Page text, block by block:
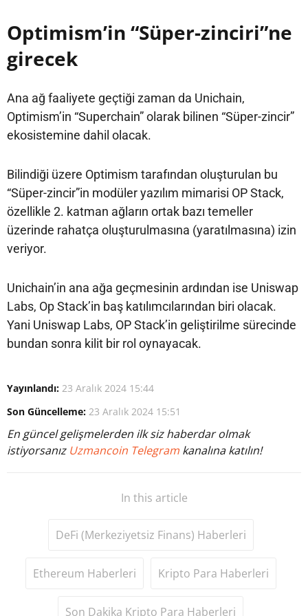
Optimism’in “Süper-zinciri”ne
girecek
Ana ağ faaliyete geçtiği zaman da Unichain,
Optimism’in “Superchain” olarak bilinen “Süper-zincir”
ekosistemine dahil olacak.
Bilindiği üzere Optimism tarafından oluşturulan bu
“Süper-zincir”in modüler yazılım mimarisi OP Stack,
özellikle 2. katman ağların ortak bazı temeller
üzerinde rahatça oluşturulmasına (yaratılmasına) izin
veriyor.
Unichain’in ana ağa geçmesinin ardından ise Uniswap
Labs, Op Stack’in baş katılımcılarından biri olacak.
Yani Uniswap Labs, OP Stack’in geliştirilme sürecinde
bundan sonra kilit bir rol oynayacak.
Yayınlandı: 23 Aralık 2024 15:44
Son Güncelleme: 23 Aralık 2024 15:51
En güncel gelişmelerden ilk siz haberdar olmak
istiyorsanız Uzmancoin Telegram kanalına katılın!
In this article
DeFi (Merkeziyetsiz Finans) Haberleri
Ethereum Haberleri Kripto Para Haberleri
Son Dakika Kripto Para Haberleri